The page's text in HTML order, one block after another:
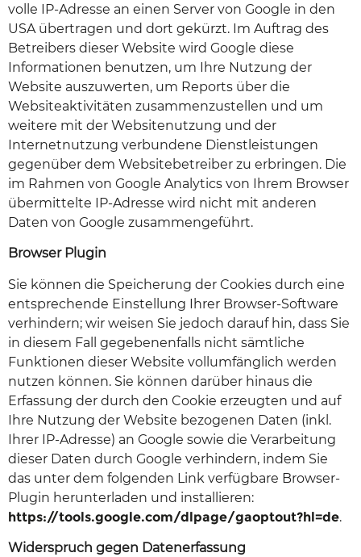
volle IP-Adresse an einen Server von Google in den
USA übertragen und dort gekürzt. Im Auftrag des
Betreibers dieser Website wird Google diese
Informationen benutzen, um Ihre Nutzung der
Website auszuwerten, um Reports über die
Websiteaktivitäten zusammenzustellen und um
weitere mit der Websitenutzung und der
Internetnutzung verbundene Dienstleistungen
gegenüber dem Websitebetreiber zu erbringen. Die
im Rahmen von Google Analytics von Ihrem Browser
übermittelte IP-Adresse wird nicht mit anderen
Daten von Google zusammengeführt.
Browser Plugin
Sie können die Speicherung der Cookies durch eine
entsprechende Einstellung Ihrer Browser-Software
verhindern; wir weisen Sie jedoch darauf hin, dass Sie
in diesem Fall gegebenenfalls nicht sämtliche
Funktionen dieser Website vollumfänglich werden
nutzen können. Sie können darüber hinaus die
Erfassung der durch den Cookie erzeugten und auf
Ihre Nutzung der Website bezogenen Daten (inkl.
Ihrer IP-Adresse) an Google sowie die Verarbeitung
dieser Daten durch Google verhindern, indem Sie
das unter dem folgenden Link verfügbare Browser-
Plugin herunterladen und installieren:
https://tools.google.com/dlpage/gaoptout?hl=de.
Widerspruch gegen Datenerfassung